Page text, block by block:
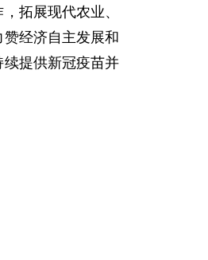
拓展现代农业、
经济自主发展和
提供新冠疫苗并